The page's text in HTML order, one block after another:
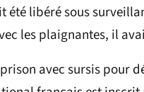
été libéré sous
les plaignantes, il
avec sursis pour